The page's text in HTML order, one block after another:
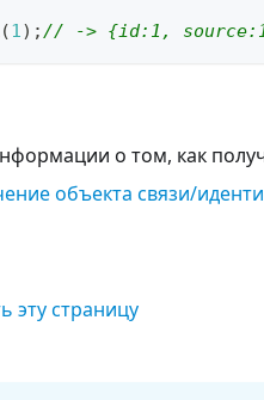
(1) ;// -> {id:1,
о том, как
объекта связи/
эту страницу